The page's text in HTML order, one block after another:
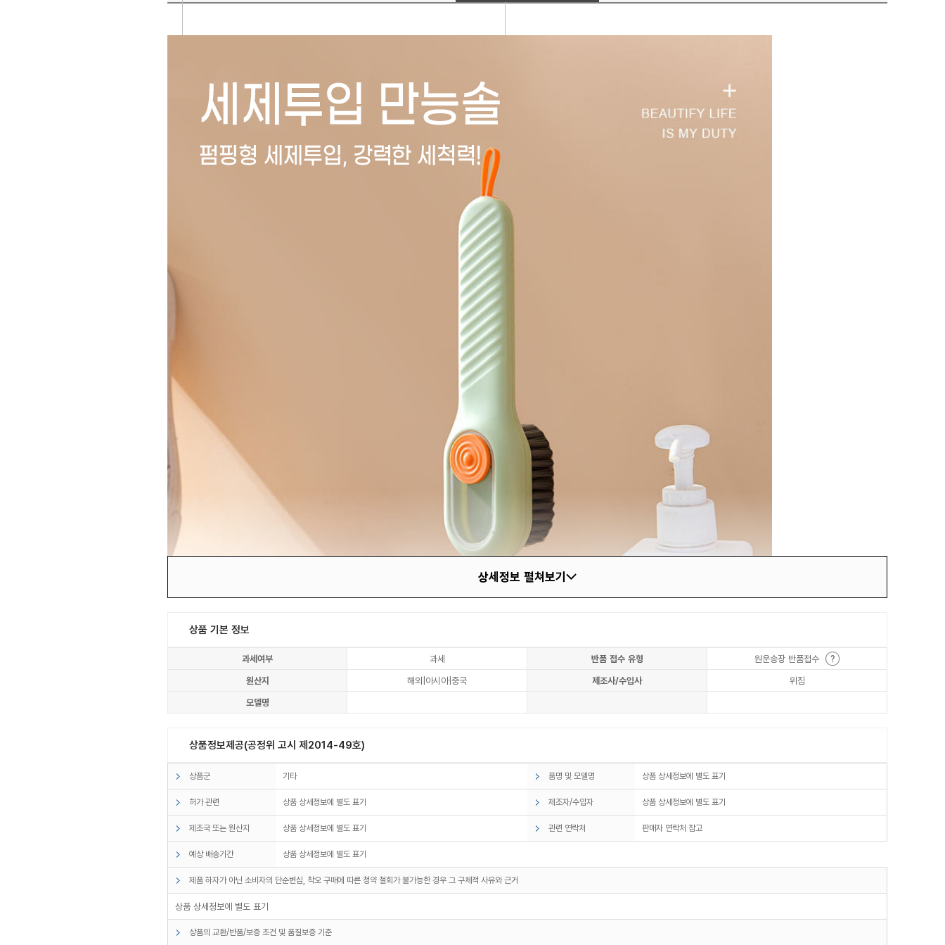
상세정보 펼쳐보기
상품 기본 정보
과세여부 과세 반품 접수 유형
원운송장 반품접수
원산지
해외|아시아|중국 제조사/수입사
위짐
모델명
상품정보제공(공정위 고시 제2014-49호)
상품군 기타 품명 및 모델명 상품 상세정보에 별도 표기
허가 관련 상품 상세정보에 별도 표기 제조자/수입자 상품 상세정보에 별도 표기
제조국 또는 원산지 상품 상세정보에 별도 표기 관련 연락처 판매자 연락처 참고
예상 배송기간 상품 상세정보에 별도 표기
제품 하자가 아닌 소비자의 단순변심, 착오 구매에 따른 청약 철회가 불가능한 경우 그 구체적 사유와 근거
상품 상세정보에 별도 표기
상품의 교환/반품/보증 조건 및 품질보증 기준